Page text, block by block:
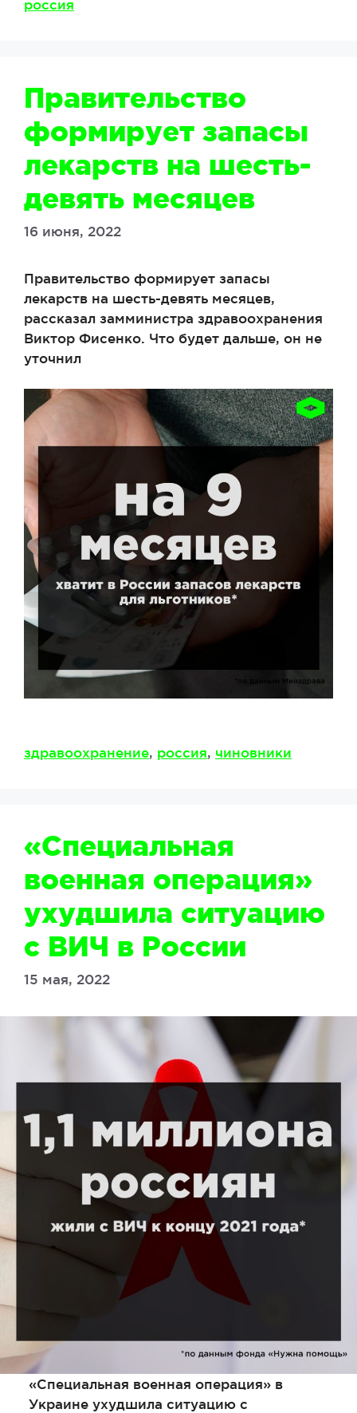
россия
Правительство
формирует запасы
лекарств на шесть-
девять месяцев
16 июня, 2022
Правительство формирует запасы
лекарств на шесть-девять месяцев,
рассказал замминистра здравоохранения
Виктор Фисенко. Что будет дальше, он не
уточнил
Метки
здравоохранение, россия, чиновники
«Специальная
военная операция»
ухудшила ситуацию
с ВИЧ в России
15 мая, 2022
«Специальная военная операция» в
Украине ухудшила ситуацию с